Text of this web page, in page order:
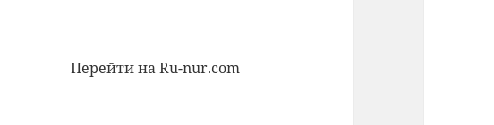
Перейти на Ru-nur.com